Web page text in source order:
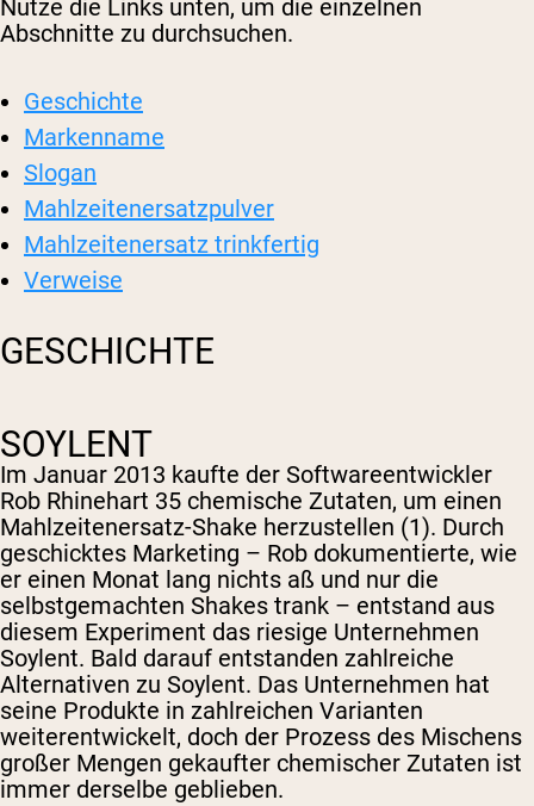
Nutze die Links unten, um die einzelnen
Abschnitte zu durchsuchen.
Geschichte
Markenname
Slogan
Mahlzeitenersatzpulver
Mahlzeitenersatz trinkfertig
Verweise
GESCHICHTE
SOYLENT
Im Januar 2013 kaufte der Softwareentwickler
Rob Rhinehart 35 chemische Zutaten, um einen
Mahlzeitenersatz-Shake herzustellen (1). Durch
geschicktes Marketing – Rob dokumentierte, wie
er einen Monat lang nichts aß und nur die
selbstgemachten Shakes trank – entstand aus
diesem Experiment das riesige Unternehmen
Soylent. Bald darauf entstanden zahlreiche
Alternativen zu Soylent. Das Unternehmen hat
seine Produkte in zahlreichen Varianten
weiterentwickelt, doch der Prozess des Mischens
großer Mengen gekaufter chemischer Zutaten ist
immer derselbe geblieben.